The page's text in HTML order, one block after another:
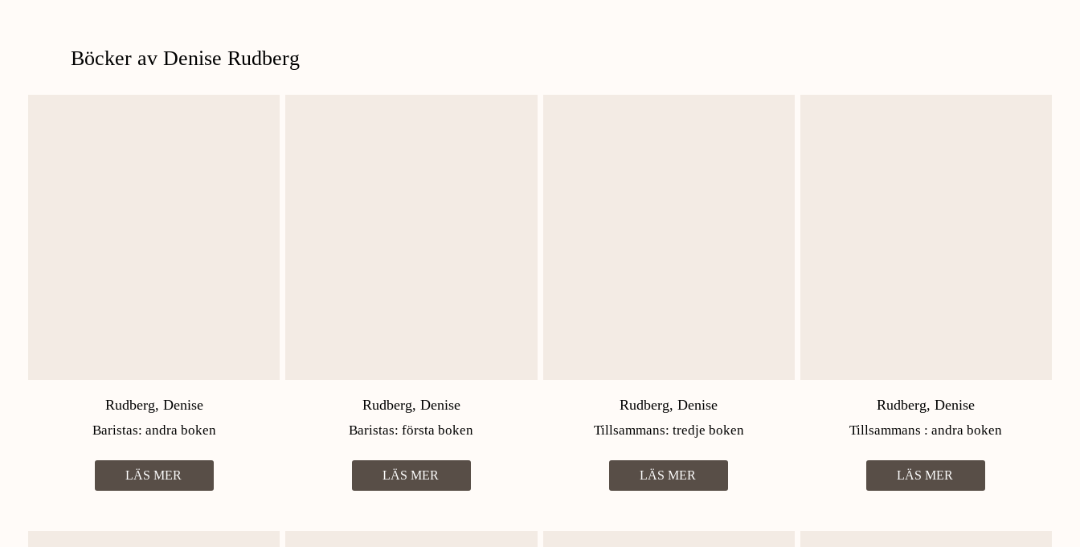
Böcker av Denise Rudberg
Rudberg, Denise
Baristas: andra boken
LÄS MER
Rudberg, Denise
Baristas: första boken
LÄS MER
Rudberg, Denise
Tillsammans: tredje boken
LÄS MER
Rudberg, Denise
Tillsammans : andra boken
LÄS MER